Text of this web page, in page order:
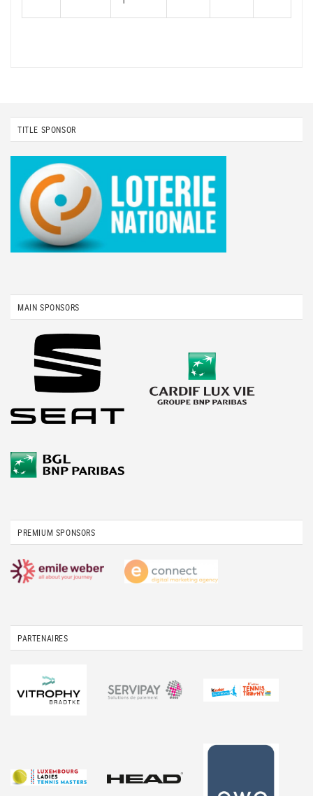
TITLE SPONSOR
MAIN SPONSORS
PREMIUM SPONSORS
PARTENAIRES